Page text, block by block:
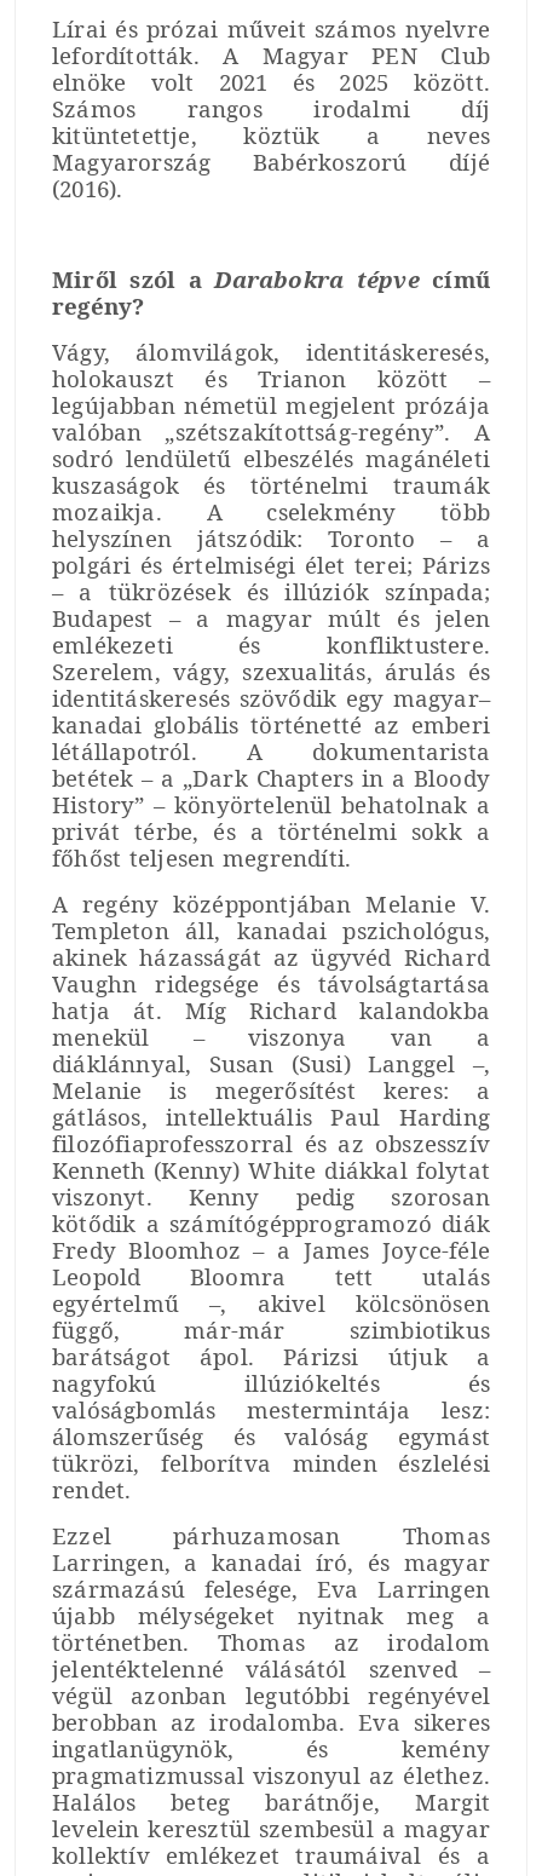
Lírai és prózai műveit számos nyelvre
lefordították. A Magyar PEN Club
elnöke volt 2021 és 2025 között.
Számos rangos irodalmi díj
kitüntetettje, köztük a neves
Magyarország Babérkoszorú díjé
(2016).
Miről szól aDarabokra tépvecímű
regény?
Vágy, álomvilágok, identitáskeresés,
holokauszt és Trianon között –
legújabban németül megjelent prózája
valóban „szétszakítottság-regény”. A
sodró lendületű elbeszélés magánéleti
kuszaságok és történelmi traumák
mozaikja. A cselekmény több
helyszínen játszódik: Toronto – a
polgári és értelmiségi élet terei; Párizs
– a tükrözések és illúziók színpada;
Budapest – a magyar múlt és jelen
emlékezeti és konfliktustere.
Szerelem, vágy, szexualitás, árulás és
identitáskeresés szövődik egy magyar–
kanadai globális történetté az emberi
létállapotról. A dokumentarista
betétek – a „Dark Chapters in a Bloody
History” – könyörtelenül behatolnak a
privát térbe, és a történelmi sokk a
főhőst teljesen megrendíti.
A regény középpontjában Melanie V.
Templeton áll, kanadai pszichológus,
akinek házasságát az ügyvéd Richard
Vaughn ridegsége és távolságtartása
hatja át. Míg Richard kalandokba
menekül – viszonya van a
diáklánnyal, Susan (Susi) Langgel –,
Melanie is megerősítést keres: a
gátlásos, intellektuális Paul Harding
filozófiaprofesszorral és az obszesszív
Kenneth (Kenny) White diákkal folytat
viszonyt. Kenny pedig szorosan
kötődik a számítógépprogramozó diák
Fredy Bloomhoz – a James Joyce-féle
Leopold Bloomra tett utalás
egyértelmű –, akivel kölcsönösen
függő, már-már szimbiotikus
barátságot ápol. Párizsi útjuk a
nagyfokú illúziókeltés és
valóságbomlás mestermintája lesz:
álomszerűség és valóság egymást
tükrözi, felborítva minden észlelési
rendet.
Ezzel párhuzamosan Thomas
Larringen, a kanadai író, és magyar
származású felesége, Eva Larringen
újabb mélységeket nyitnak meg a
történetben. Thomas az irodalom
jelentéktelenné válásától szenved –
végül azonban legutóbbi regényével
berobban az irodalomba. Eva sikeres
ingatlanügynök, és kemény
pragmatizmussal viszonyul az élethez.
Halálos beteg barátnője, Margit
levelein keresztül szembesül a magyar
kollektív emlékezet traumáival és a